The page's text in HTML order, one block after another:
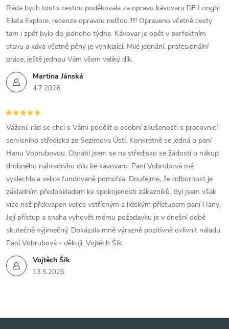
Martina Jánská
4.7.2026
Ráda bych touto cestou poděkovala za opravu kávovaru DE Longhi
Elleta Explore, recenze opravdu nelžou.!!!!! Opraveno včetně cesty
tam i zpět bylo do jednoho týdne. Kávovar je opět v perfektním
stavu a káva včetně pěny je vynikající. Milé jednání, profesionální
práce, ještě jednou Vám všem veliký dík.
Vojtěch Šik
13.5.2026
Vážení, rád se chci s Vámi podělit o osobní zkušenosti s pracovnicí
servisního střediska ze Sezimova Ústí. Konkrétně se jedná o paní
Hanu Vobrubovou. Obrátil jsem se na středisko se žádostí o nákup
drobného náhradního dílu ke kávovaru. Paní Vobrubová mě
vyslechla a velice fundovaně pomohla. Doufejme, že odbornost je
základním předpokladem ke spokojenosti zákazníků. Byl jsem však
více než překvapen velice vstřícným a lidským přístupem paní Hany.
Její přístup a snaha vyhovět mému požadavku je v dnešní době
skutečně výjimečný. Dokázala mně výrazně pozitivně ovlivnit náladu.
Paní Vobrubová - děkuji. Vojtěch Šik.